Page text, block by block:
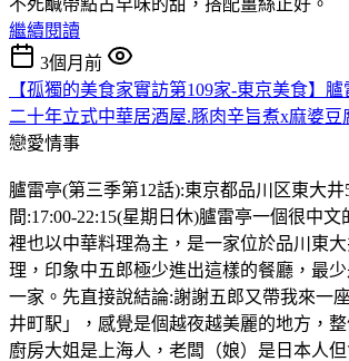
繼續閱讀
3個月前
【孤獨的美食家實訪第109家-東京美食】
二十年立式中華居酒屋.豚肉辛旨煮x麻婆豆
戀愛情事
臚雷亭(第三季第12話):東京都品川区東大井
間:17:00-22:15(星期日休)臚雷亭一個很中
裡也以中華料理為主，是一家位於品川東
理，印象中五郎極少進出這樣的餐廳，最
一家。先直接說結論:謝謝五郎又帶我來一
井町駅」，感覺是個越夜越美麗的地方，
廚房大姐是上海人，老闆（娘）是日本人